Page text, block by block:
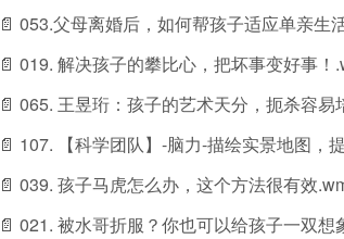
📄 053.父母离婚后，如何帮孩子适应单亲生
📄 019. 解决孩子的攀比心，把坏事变好事！
📄 065. 王昱珩：孩子的艺术天分，扼杀容易
📄 107. 【科学团队】-脑力-描绘实景地图，
📄 039. 孩子马虎怎么办，这个方法很有效
📄 021. 被水哥折服？你也可以给孩子一双